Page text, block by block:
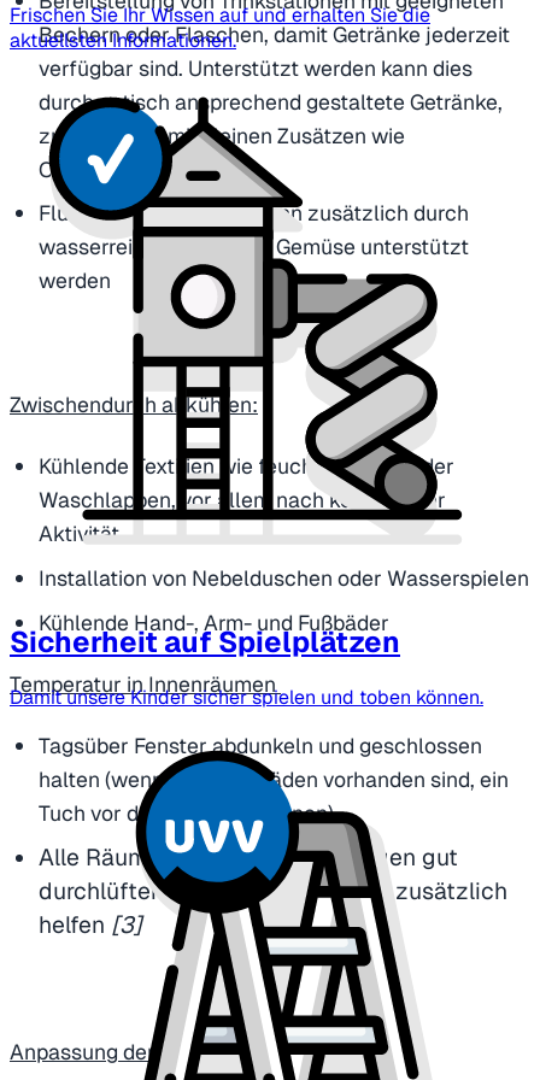
Bechern oder Flaschen, damit Getränke jederzeit
verfügbar sind. Unterstützt werden kann dies
durch optisch ansprechend gestaltete Getränke,
zum Beispiel mit kleinen Zusätzen wie
Obststücken
Flüssigkeitsaufnahme kann zusätzlich durch
wasserreiches Obst und Gemüse unterstützt
werden
Zwischendurch abkühlen:
Kühlende Textilien wie feuchte Tücher oder
Waschlappen, vor allem nach körperlicher
Aktivität
Installation von Nebelduschen oder Wasserspielen
Kühlende Hand-, Arm- und Fußbäder
Temperatur in Innenräumen
Tagsüber Fenster abdunkeln und geschlossen
halten (wenn keine Rollläden vorhanden sind, ein
Tuch vor das Fenster spannen)
Alle Räume nachts und am Morgen gut
durchlüften, Ventilatoren können zusätzlich
helfen [3]
Anpassung der Tagesabläufe
Frischen Sie Ihr Wissen auf und erhalten Sie die
aktuellsten Informationen.
Sicherheit auf Spielplätzen
Damit unsere Kinder sicher spielen und toben können.